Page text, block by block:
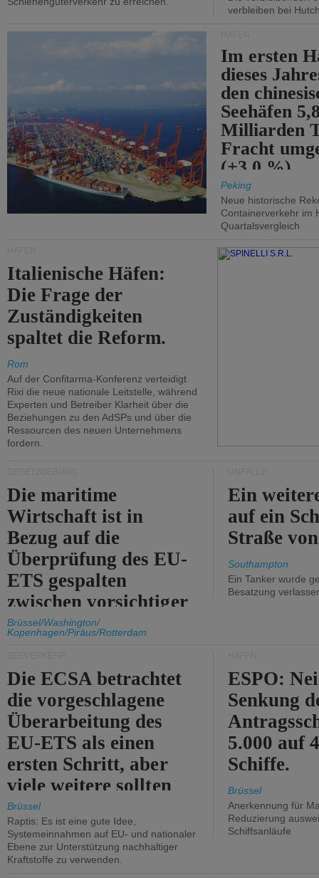
verbleiben bei
Im ersten
dieses
den
Seehäfen
Milliarden
Fracht
(+3,0 %).
Peking
Neue historische
Containerverkehr im
Quartalsvergleich
Italienische Häfen:
Die Frage der
Zuständigkeiten
spaltet die Reform.
Rom
Auf der Confitarma-Konferenz verteidigt
Rixi die neue nationale Leitstelle, während
Experten und Betreiber Klarheit über die
Beziehungen zu den AdSPs und über die
Ressourcen des neuen Unternehmens
fordern.
Die maritime
Wirtschaft ist in
Bezug auf die
Überprüfung des EU-
ETS gespalten
zwischen vorsichtiger
Unterstützung und
Kritik.
Brüssel/Washington/
Kopenhagen/Piräus/Rotterdam
Ein
auf ein
Straße
Southampton
Ein Tanker wurde
Besatzung
Die ECSA betrachtet
die vorgeschlagene
Überarbeitung des
EU-ETS als einen
ersten Schritt, aber
viele weitere sollten
folgen.
Brüssel
Raptis: Es ist eine gute Idee,
Systemeinnahmen auf EU- und nationaler
Ebene zur Unterstützung nachhaltiger
Kraftstoffe zu verwenden.
ESPO:
Senkung
5.000 auf
Schiffe.
Brüssel
Anerkennung für
Reduzierung
Schiffsanläufe